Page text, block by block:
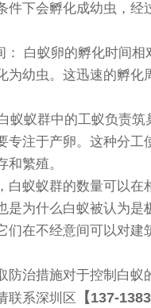
件下会孵化成幼虫，经
： 白蚁卵的孵化时间相
为幼虫。这迅速的孵化
蚁蚁群中的工蚁负责筑
专注于产卵。这种分工
和繁殖。
白蚁蚁群的数量可以在
是为什么白蚁被认为是
们在不经意间可以对建
防治措施对于控制白蚁
联系深圳区 【137-